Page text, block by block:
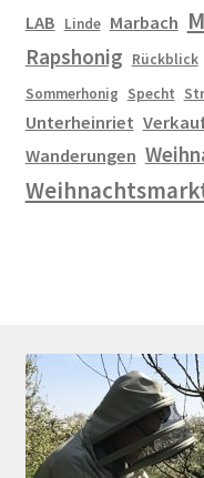
LAB Linde Marbach
Rapshonig Rückblick
Sommerhonig Specht
Unterheinriet
Wanderungen